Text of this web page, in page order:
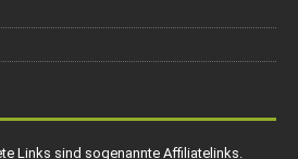
Links sind sogenannte Affiliatelinks.